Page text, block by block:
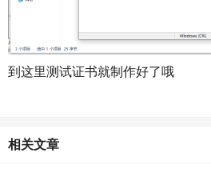
到这里测试证书就制作好了哦
相关文章